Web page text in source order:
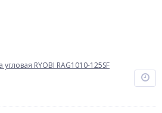
RYOBI RAG1010-125SF